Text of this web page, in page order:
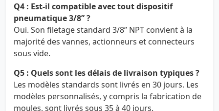
Q4 : Est-il compatible avec tout dispositif
pneumatique 3/8” ?
Oui. Son filetage standard 3/8” NPT convient à la
majorité des vannes, actionneurs et connecteurs
sous vide.
Q5 : Quels sont les délais de livraison typiques ?
Les modèles standards sont livrés en 30 jours. Les
modèles personnalisés, y compris la fabrication de
moules, sont livrés sous 35 à 40 jours.